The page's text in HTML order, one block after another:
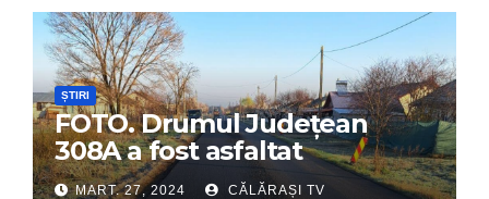
ȘTIRI
FOTO. Drumul Județean
308A a fost asfaltat
MART. 27, 2024 CĂLĂRAȘI TV